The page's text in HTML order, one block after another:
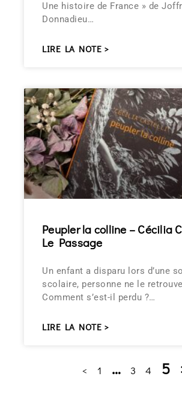
Une histoire de France » de
Donnadieu…
LIRE LA NOTE >
Peupler la colline – Cécilia
Le Passage
Un enfant a disparu lors d’une
scolaire, personne ne le
Comment s’est-il perdu ?…
LIRE LA NOTE >
< 1 … 3 4 5